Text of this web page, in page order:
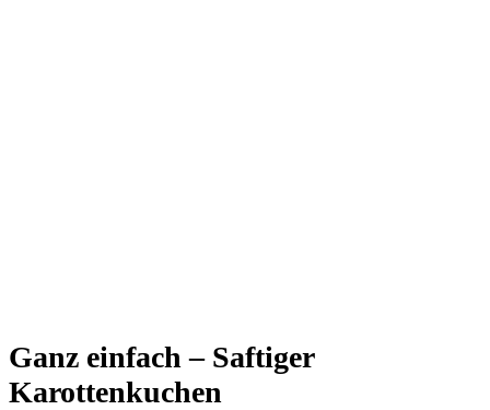
Ganz einfach – Saftiger
Karottenkuchen